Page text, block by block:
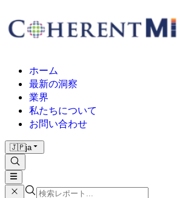
ホーム
最新の洞察
業界
私たちについて
お問い合わせ
🇯🇵ja